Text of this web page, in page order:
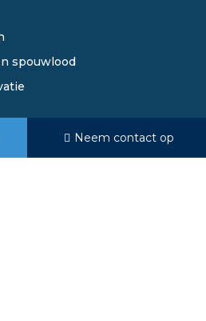
spouwlood
Neem contact op